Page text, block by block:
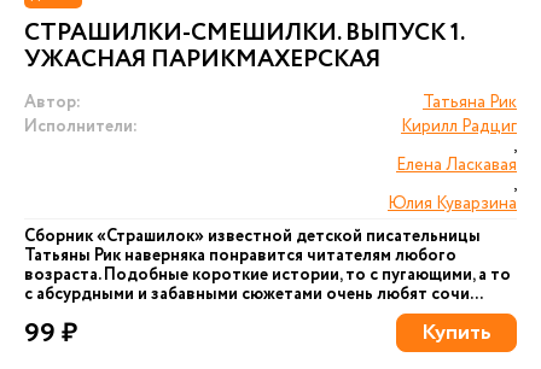
СТРАШИЛКИ-СМЕШИЛКИ. ВЫПУСК 1.
УЖАСНАЯ ПАРИКМАХЕРСКАЯ
Автор:
Татьяна Рик
Исполнители:
Кирилл Радциг
,
Елена Ласкавая
,
Юлия Куварзина
Сборник «Страшилок» известной детской писательницы
Татьяны Рик наверняка понравится читателям любого
возраста. Подобные короткие истории, то с пугающими, а то
с абсурдными и забавными сюжетами очень любят сочи...
99 ₽ Купить